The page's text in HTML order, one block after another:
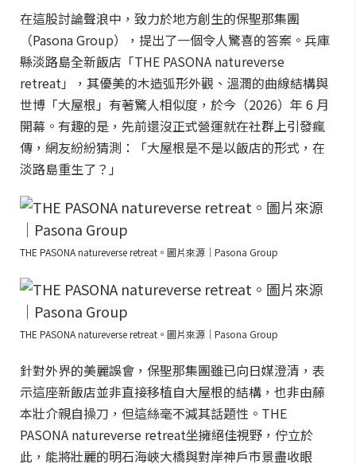
在這股討論聲浪中，致力於地方創生的保聖那集團
（Pasona Group），提出了一個令人驚喜的答案。兵庫
縣淡路島全新飯店「THE PASONA natureverse
retreat」，其優美的木造弧形外觀、溫潤的曲線結構與
世博「大屋根」有著驚人相似度，於今（2026）年 6 月
開幕。有趣的是，先前還沒正式營運就在社群上引發瘋
傳，網友紛紛猜測：「大屋根是不是以飯店的形式，在
淡路島重生了？」
THE PASONA natureverse retreat。圖片來源｜Pasona Group
THE PASONA natureverse retreat。圖片來源｜Pasona Group
針對外界的美麗誤會，保聖那集團雖已向日媒澄清，表
示這座新飯店並非直接移植自大屋根的結構，也非由藤
本壯介親自操刀，但這絲毫不減其話題性。THE
PASONA natureverse retreat坐擁絕佳視野，佇立於
此，能將壯麗的明石海峽大橋與對岸神戶市景盡收眼